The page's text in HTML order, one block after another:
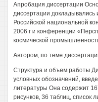
Апробация диссертации
диссертации докладывались
Российской национальной
2006 г и конференции
космической
Автором, по теме
Структура и объем работы
условных обозначений,
литературы Она содержит
рисунков, 36 таблиц, список